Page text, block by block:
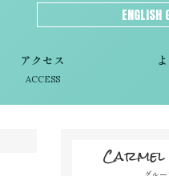
アクセス
ACCESS
ENGLISH